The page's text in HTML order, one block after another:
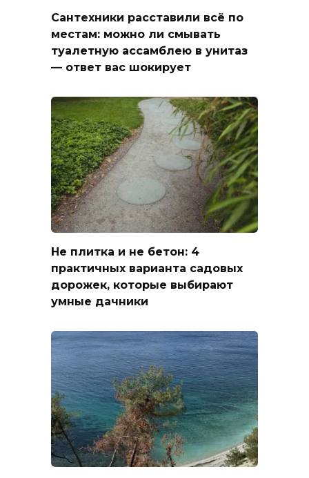
Сантехники расставили всё по
местам: можно ли смывать
туалетную ассамблею в унитаз
— ответ вас шокирует
Не плитка и не бетон: 4
практичных варианта садовых
дорожек, которые выбирают
умные дачники